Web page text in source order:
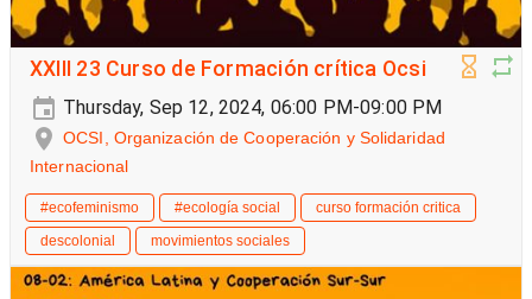
XXIII 23 Curso de Formación crítica Ocsi
Thursday, Sep 12, 2024, 06:00 PM-09:00 PM
OCSI, Organización de Cooperación y Solidaridad
Internacional
#ecofeminismo #ecología social
curso formación critica
descolonial
movimientos sociales